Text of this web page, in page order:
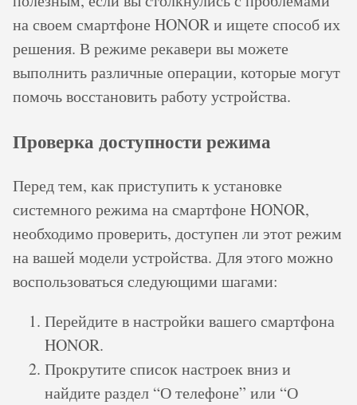
на своем смартфоне HONOR и ищете способ их
решения. В режиме рекавери вы можете
выполнить различные операции, которые могут
помочь восстановить работу устройства.
Проверка доступности режима
Перед тем, как приступить к установке
системного режима на смартфоне HONOR,
необходимо проверить, доступен ли этот режим
на вашей модели устройства. Для этого можно
воспользоваться следующими шагами:
Перейдите в настройки вашего смартфона
HONOR.
Прокрутите список настроек вниз и
найдите раздел “О телефоне” или “О